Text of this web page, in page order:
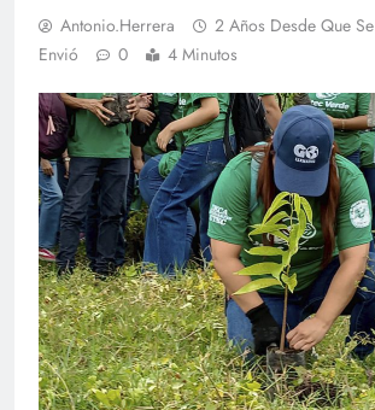
Antonio.herrera
2 Años Desde Que Se
Envió
0 4 Minutos